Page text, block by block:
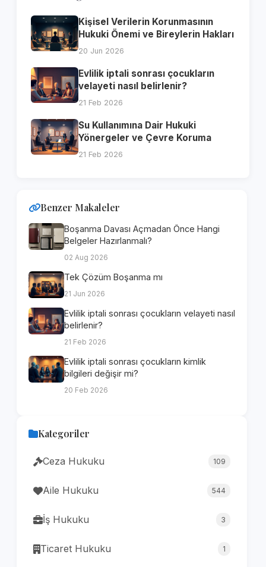
Kişisel Verilerin Korunmasının
Hukuki Önemi ve Bireylerin Hakları
20 Jun 2026
Evlilik iptali sonrası çocukların
velayeti nasıl belirlenir?
21 Feb 2026
Su Kullanımına Dair Hukuki
Yönergeler ve Çevre Koruma
21 Feb 2026
Benzer Makaleler
Boşanma Davası Açmadan Önce Hangi
Belgeler Hazırlanmalı?
02 Aug 2026
Tek Çözüm Boşanma mı
21 Jun 2026
Evlilik iptali sonrası çocukların velayeti nasıl
belirlenir?
21 Feb 2026
Evlilik iptali sonrası çocukların kimlik
bilgileri değişir mi?
20 Feb 2026
Kategoriler
Ceza Hukuku 109
Aile Hukuku 544
İş Hukuku 3
Ticaret Hukuku 1